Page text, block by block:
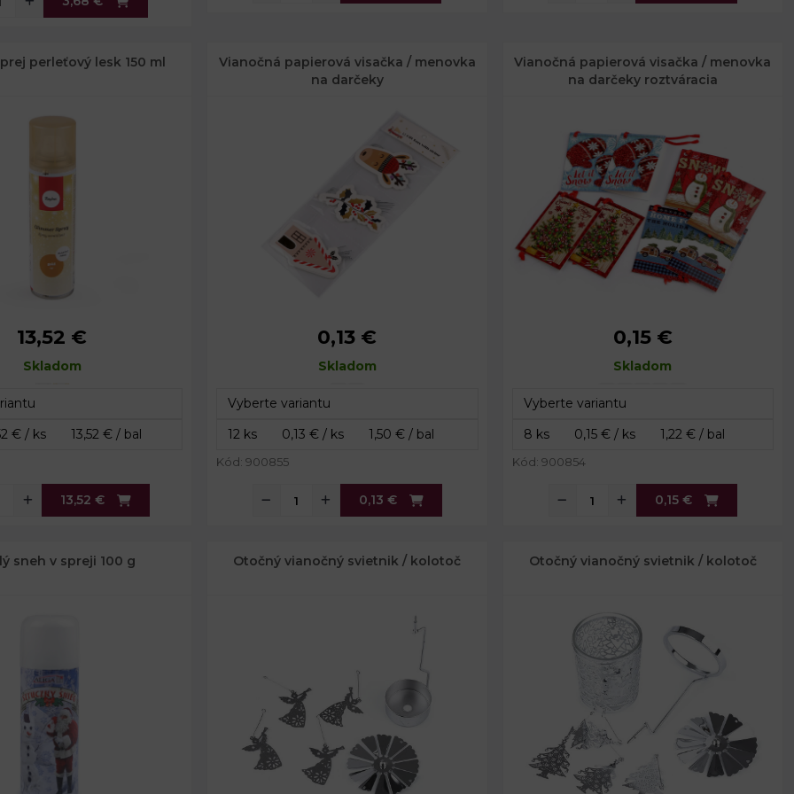
perleťový lesk 150 ml
4,5 x 17,5 cm
150 ml
13,52 €
Skladom
13,52 €
Vianočná papierová visačka / menovka
na darčeky
Balenie:
0,13 €
Skladom
Kód: 900855
0,13 €
Vianočná papierová visačka / menovka
na darčeky roztváracia
5,5 x 8 cm
0,15 €
Skladom
Kód: 900854
0,15 €
sneh v spreji 100 g Otočný vianočný svietnik / kolotoč Otočný vianočný svietnik / kolotoč